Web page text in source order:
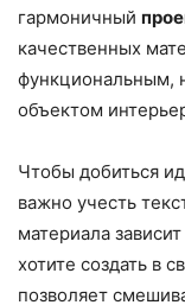
гармоничный
качественных
функциональным,
объектом
Чтобы добиться
важно учесть
материала
хотите создать в
позволяет